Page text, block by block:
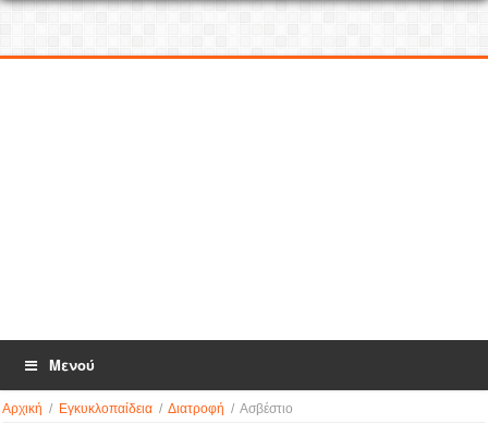
Μενού
Αρχική / Εγκυκλοπαίδεια / Διατροφή / Ασβέστιο